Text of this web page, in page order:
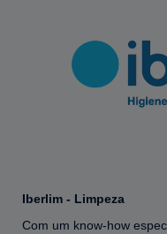
Iberlim - Limpeza
Com um know-how